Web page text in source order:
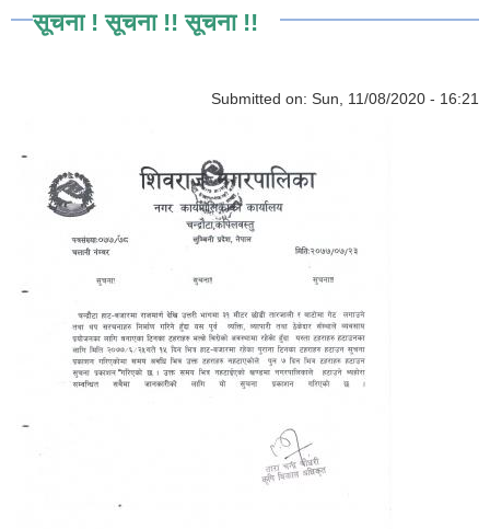
सूचना ! सूचना !! सूचना !!
Submitted on: Sun, 11/08/2020 - 16:21